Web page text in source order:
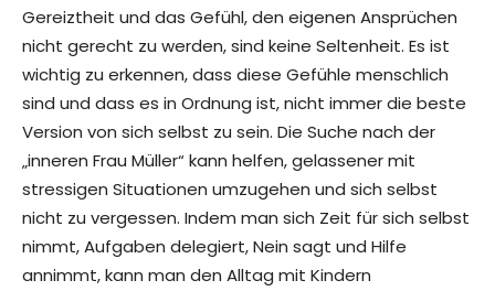
Gereiztheit und das Gefühl, den eigenen Ansprüchen
nicht gerecht zu werden, sind keine Seltenheit. Es ist
wichtig zu erkennen, dass diese Gefühle menschlich
sind und dass es in Ordnung ist, nicht immer die beste
Version von sich selbst zu sein. Die Suche nach der
„inneren Frau Müller“ kann helfen, gelassener mit
stressigen Situationen umzugehen und sich selbst
nicht zu vergessen. Indem man sich Zeit für sich selbst
nimmt, Aufgaben delegiert, Nein sagt und Hilfe
annimmt, kann man den Alltag mit Kindern